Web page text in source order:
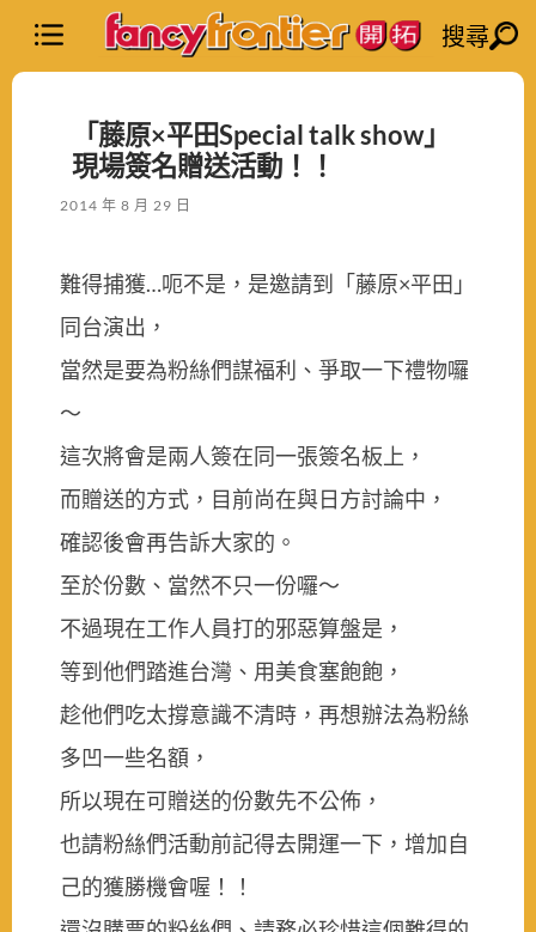
搜尋
「藤原×平田Special talk show」
現場簽名贈送活動！！
2014 年 8 月 29 日
難得捕獲…呃不是，是邀請到「藤原×平田」
同台演出，
當然是要為粉絲們謀福利、爭取一下禮物囉
～
這次將會是兩人簽在同一張簽名板上，
而贈送的方式，目前尚在與日方討論中，
確認後會再告訴大家的。
至於份數、當然不只一份囉～
不過現在工作人員打的邪惡算盤是，
等到他們踏進台灣、用美食塞飽飽，
趁他們吃太撐意識不清時，再想辦法為粉絲
多凹一些名額，
所以現在可贈送的份數先不公佈，
也請粉絲們活動前記得去開運一下，增加自
己的獲勝機會喔！！